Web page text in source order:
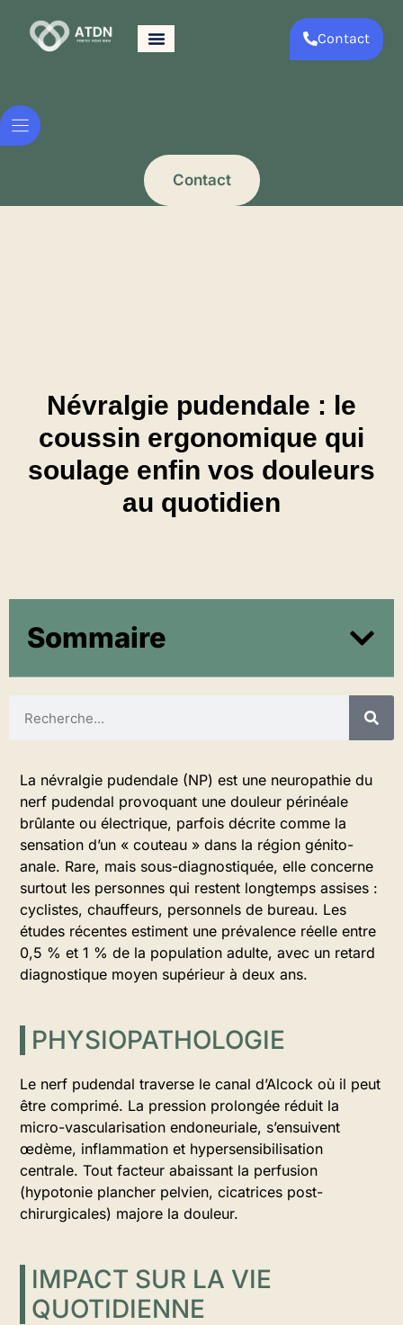
Contact
Contact
Névralgie pudendale : le
coussin ergonomique qui
soulage enfin vos douleurs
au quotidien
Sommaire
La névralgie pudendale (NP) est une neuropathie du
nerf pudendal provoquant une douleur périnéale
brûlante ou électrique, parfois décrite comme la
sensation d’un « couteau » dans la région génito-
anale. Rare, mais sous-diagnostiquée, elle concerne
surtout les personnes qui restent longtemps assises :
cyclistes, chauffeurs, personnels de bureau. Les
études récentes estiment une prévalence réelle entre
0,5 % et 1 % de la population adulte, avec un retard
diagnostique moyen supérieur à deux ans.
PHYSIOPATHOLOGIE
Le nerf pudendal traverse le canal d’Alcock où il peut
être comprimé. La pression prolongée réduit la
micro-vascularisation endoneuriale, s’ensuivent
œdème, inflammation et hypersensibilisation
centrale. Tout facteur abaissant la perfusion
(hypotonie plancher pelvien, cicatrices post-
chirurgicales) majore la douleur.
IMPACT SUR LA VIE
QUOTIDIENNE